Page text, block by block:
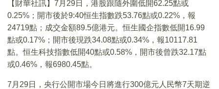
【財華社訊】7月29日，港股跟隨外圍低開62.25點或
0.25%；開市後於9:40恒生指數跌53.76點或0.22%，報
24719點；成交金額89.5億港元。恒生國企指數低開16.99
點或0.17%；開市後現跌34.08點或0.34%，報10117.81
點。恒生科技指數低開40點或0.58%，開市後曾跌32.17點
或0.46%，報6980.45點。
7月29日，央行公開市場今日將進行300億元人民幣7天期逆